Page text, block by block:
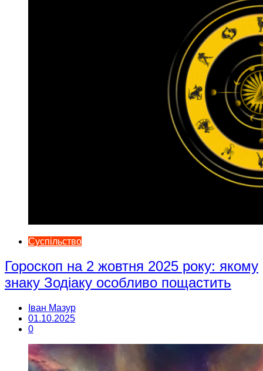
Суспільство
Гороскоп на 2 жовтня 2025 року: якому
знаку Зодіаку особливо пощастить
Іван Мазур
01.10.2025
0